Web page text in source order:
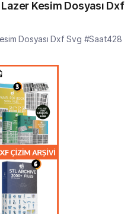
Kesim Dosyası Dxf
Dosyası Dxf Svg #Saat428